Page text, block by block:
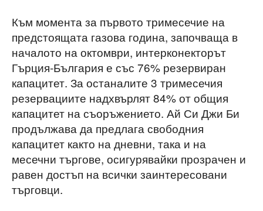
Към момента за първото тримесечие на
предстоящата газова година, започваща в
началото на октомври, интерконекторът
Гърция-България е със 76% резервиран
капацитет. За останалите 3 тримесечия
резервациите надхвърлят 84% от общия
капацитет на съоръжението. Ай Си Джи Би
продължава да предлага свободния
капацитет както на дневни, така и на
месечни търгове, осигурявайки прозрачен и
равен достъп на всички заинтересовани
търговци.